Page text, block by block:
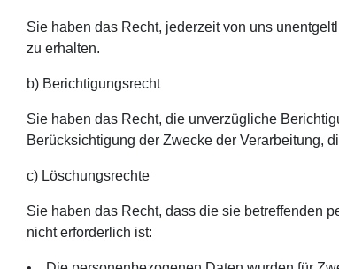
Sie haben das Recht, jederzeit von uns
zu erhalten.
b) Berichtigungsrecht
Sie haben das Recht, die unverzügliche
Berücksichtigung der Zwecke der Verarbeitung,
c) Löschungsrechte
Sie haben das Recht, dass die sie betreffenden
nicht erforderlich ist: